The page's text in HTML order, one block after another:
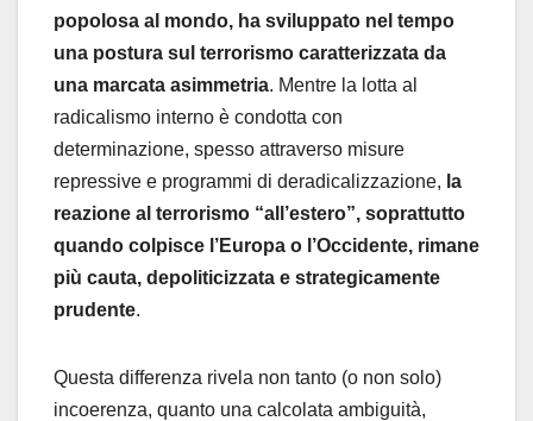
popolosa al mondo, ha sviluppato nel tempo
una postura sul terrorismo caratterizzata da
una marcata asimmetria. Mentre la lotta al
radicalismo interno è condotta con
determinazione, spesso attraverso misure
repressive e programmi di deradicalizzazione, la
reazione al terrorismo “all’estero”, soprattutto
quando colpisce l’Europa o l’Occidente, rimane
più cauta, depoliticizzata e strategicamente
prudente.
Questa differenza rivela non tanto (o non solo)
incoerenza, quanto una calcolata ambiguità,